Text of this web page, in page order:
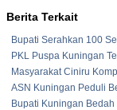
Berita Terkait
Bupati Serahkan 100
PKL Puspa Kuningan
Masyarakat Ciniru
ASN Kuningan Peduli
Bupati Kuningan